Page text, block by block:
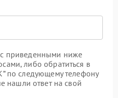
приведенными ниже
либо обратиться в
по следующему телефону
нашли ответ на свой